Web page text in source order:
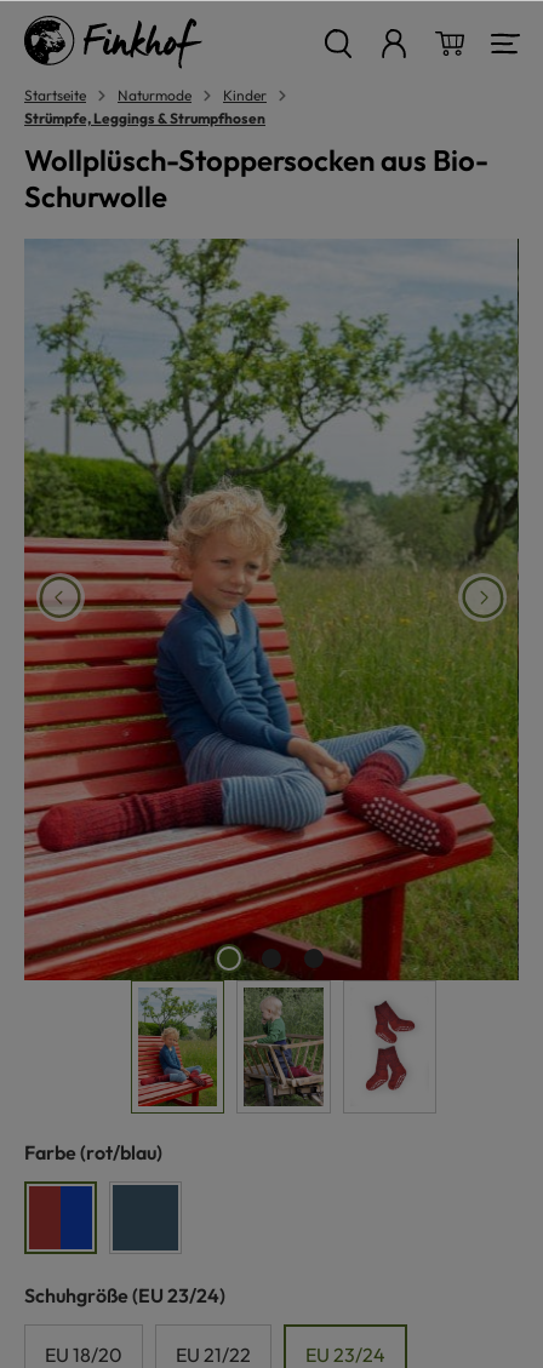
springen
Startseite Naturmode
Kinder
Strümpfe, Leggings & Strumpfhosen
Wollplüsch-Stoppersocken aus Bio-
Schurwolle
Bildergalerie überspringen
Farbe auswählen
(rot/blau)
Schuhgröße auswählen
(EU 23/24)
EU 18/20 EU 21/22 EU 23/24